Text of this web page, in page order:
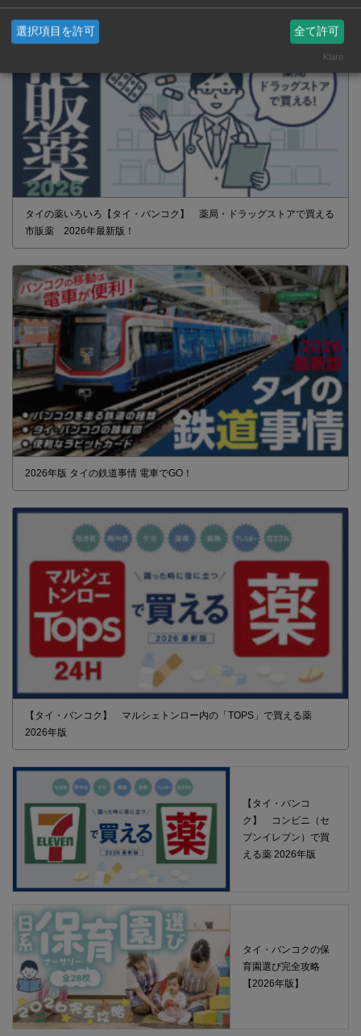
タイの薬いろいろ【タイ・バンコク】 薬局・ドラッグストアで買える
市販薬 2026年最新版！
2026年版 タイの鉄道事情 電車でGO！
【タイ・バンコク】 マルシェトンロー内の「TOPS」で買える薬
2026年版
【タイ・バンコ
ク】 コンビニ（セ
ブンイレブン）で買
える薬 2026年版
タイ・バンコクの保
育園選び完全攻略
【2026年版】
選択項目を許可 全て許可
Klaro